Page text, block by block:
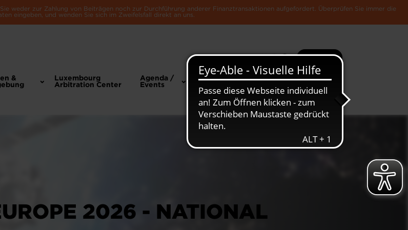
weder zur Zahlung von Beiträgen noch zur Durchführung anderer Finanztransaktionen aufgefordert. Überprüfen Sie immer die
eingeben, und wenden Sie sich im Zweifelsfall direkt an uns.
Suche Mehr
&
Luxembourg
Arbitration Center
Agenda /
Events
News &
Die Luxemburger
2026 - NATIONAL